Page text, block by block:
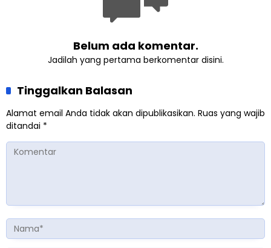
Belum ada komentar.
Jadilah yang pertama berkomentar disini.
Tinggalkan Balasan
Alamat email Anda tidak akan dipublikasikan. Ruas yang wajib
ditandai *